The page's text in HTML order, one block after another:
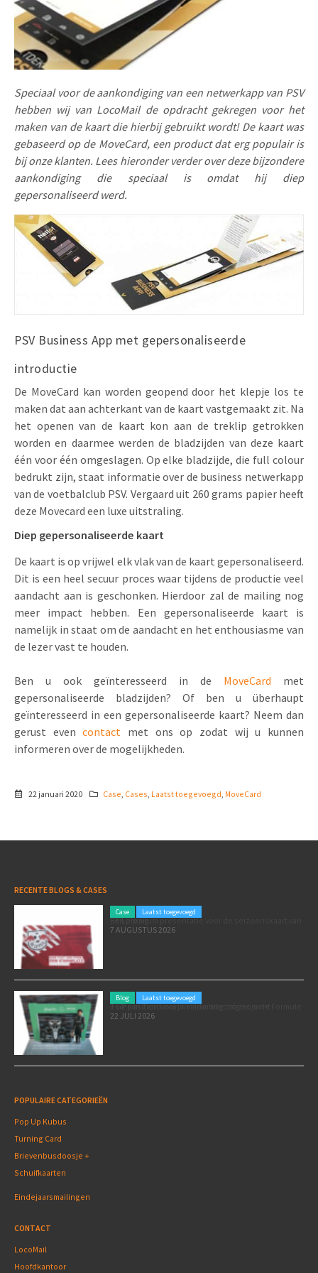
Speciaal voor de aankondiging van een netwerkapp van PSV
hebben wij van LocoMail de opdracht gekregen voor het
maken van de kaart die hierbij gebruikt wordt! De kaart was
gebaseerd op de MoveCard, een product dat erg populair is
bij onze klanten. Lees hieronder verder over deze bijzondere
aankondiging die speciaal is omdat hij diep
gepersonaliseerd werd.
PSV Business App met gepersonaliseerde
introductie
De MoveCard kan worden geopend door het klepje los te
maken dat aan achterkant van de kaart vastgemaakt zit. Na
het openen van de kaart kon aan de treklip getrokken
worden en daarmee werden de bladzijden van deze kaart
één voor één omgeslagen. Op elke bladzijde, die full colour
bedrukt zijn, staat informatie over de business netwerkapp
van de voetbalclub PSV. Vergaard uit 260 grams papier heeft
deze Movecard een luxe uitstraling.
Diep gepersonaliseerde kaart
De kaart is op vrijwel elk vlak van de kaart gepersonaliseerd.
Dit is een heel secuur proces waar tijdens de productie veel
aandacht aan is geschonken. Hierdoor zal de mailing nog
meer impact hebben. Een gepersonaliseerde kaart is
namelijk in staat om de aandacht en het enthousiasme van
de lezer vast te houden.
Ben u ook geïnteresseerd in de MoveCard met
gepersonaliseerde bladzijden? Of ben u überhaupt
geïnteresseerd in een gepersonaliseerde kaart? Neem dan
gerust evencontact met ons op zodat wij u kunnen
informeren over de mogelijkheden.
22 januari 2020 Case Cases Laatst toegevoegd MoveCard
RECENTE BLOGS & CASES
Case Laatst toegevoegd
Een premium presentatie voor de seizoenskaart van RB Leipzig
7 AUGUSTUS 2026
Blog Laatst toegevoegd
Poleposition voor je marketing: zó zet je de Formule 1 GP van Zandvoort in als marketingmoment
22 JULI 2026
POPULAIRE CATEGORIEËN
Pop Up Kubus
Turning Card
Brievenbusdoosje +
Schuifkaarten
Eindejaarsmailingen
CONTACT
LocoMail
Hoofdkantoor
Pop-up Kaarten
Geluidskaarten
Lenticular Cards
Twin Sliders
Tabkaarten
Budget kaarten
Andere opvallende mailings
Alle producten
Media Marketing
Automotive Marketing
Non-profit Marketing
Marketing in de Zorg
Duurzame Marketing
Marketing voor Scholen
Horeca Marketing
Food Marketing
Uitnodigingen
Product Introductie
Kalender maken
Klantenbinding
Over Ons
Vacatures
Contactgegevens
Duurzaamheid
Brochure downloaden